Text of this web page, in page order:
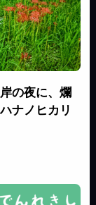
の夜に、爛
ナノヒカリ